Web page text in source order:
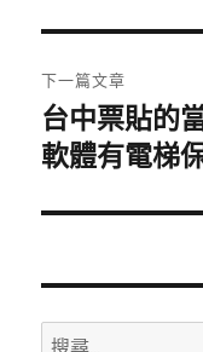
覽
文
章:
下一篇文章
下
一
文
台中票貼的
軟體有電梯
搜